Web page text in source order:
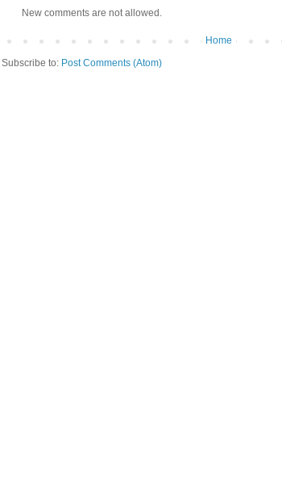
New comments are not allowed.
Home
Subscribe to: Post Comments (Atom)